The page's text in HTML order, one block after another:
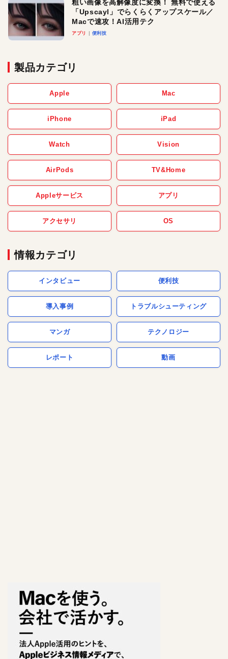
粗い画像を高解像度に変換！ 無料で使える
「Upscayl」でらくらくアップスケール／
Macで速攻！AI活用テク
アプリ 便利技
製品カテゴリ
Apple Mac
iPhone iPad
Watch Vision
AirPods TV&Home
Appleサービス アプリ
アクセサリ OS
情報カテゴリ
インタビュー 便利技
導入事例 トラブルシューティング
マンガ テクノロジー
レポート 動画